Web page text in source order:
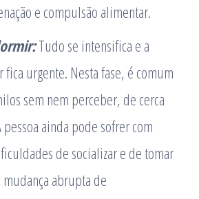
e compulsão alimentar.
Tudo se intensifica e a
urgente. Nesta fase, é comum
sem nem perceber, de cerca
ainda pode sofrer com
de socializar e de tomar
abrupta de